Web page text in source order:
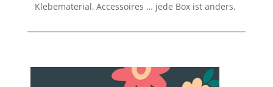
Klebematerial, Accessoires … jede Box ist anders.